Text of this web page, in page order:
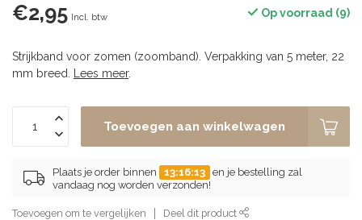
€2,95 Incl. btw Op voorraad (9)
Strijkband voor zomen (zoomband). Verpakking van 5 meter, 22
mm breed.
Lees meer.
Toevoegen aan winkelwagen
Plaats je order binnen 13:16:12 en je bestelling zal
vandaag nog worden verzonden!
Toevoegen om te vergelijken Deel dit product